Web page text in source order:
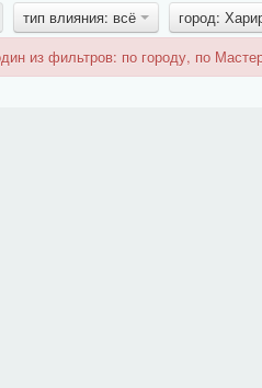
тип влияния: всё
город:
из фильтров: по городу, по